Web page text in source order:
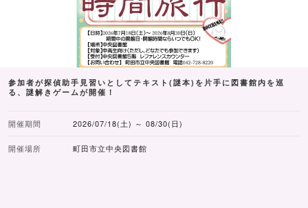
参加者が探偵助手見習いとしてテキスト(謎本)を片手に図書館内を巡
る、謎解きゲームが開催！
開催期間 2026/07/18(土) ～ 08/30(日)
開催場所 町田市立中央図書館